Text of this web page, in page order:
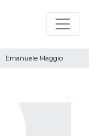
Emanuele Maggio